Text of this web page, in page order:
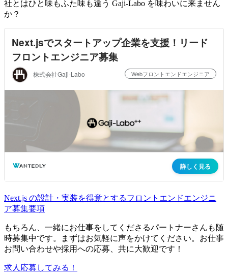
社とはひと味もふた味も違う Gaji-Labo を味わいに来ません
か？
Next.js の設計・実装を得意とするフロントエンドエンジニ
ア募集要項
もちろん、一緒にお仕事をしてくださるパートナーさんも随
時募集中です。まずはお気軽に声をかけてください。お仕事
お問い合わせや採用への応募、共に大歓迎です！
求人応募してみる！